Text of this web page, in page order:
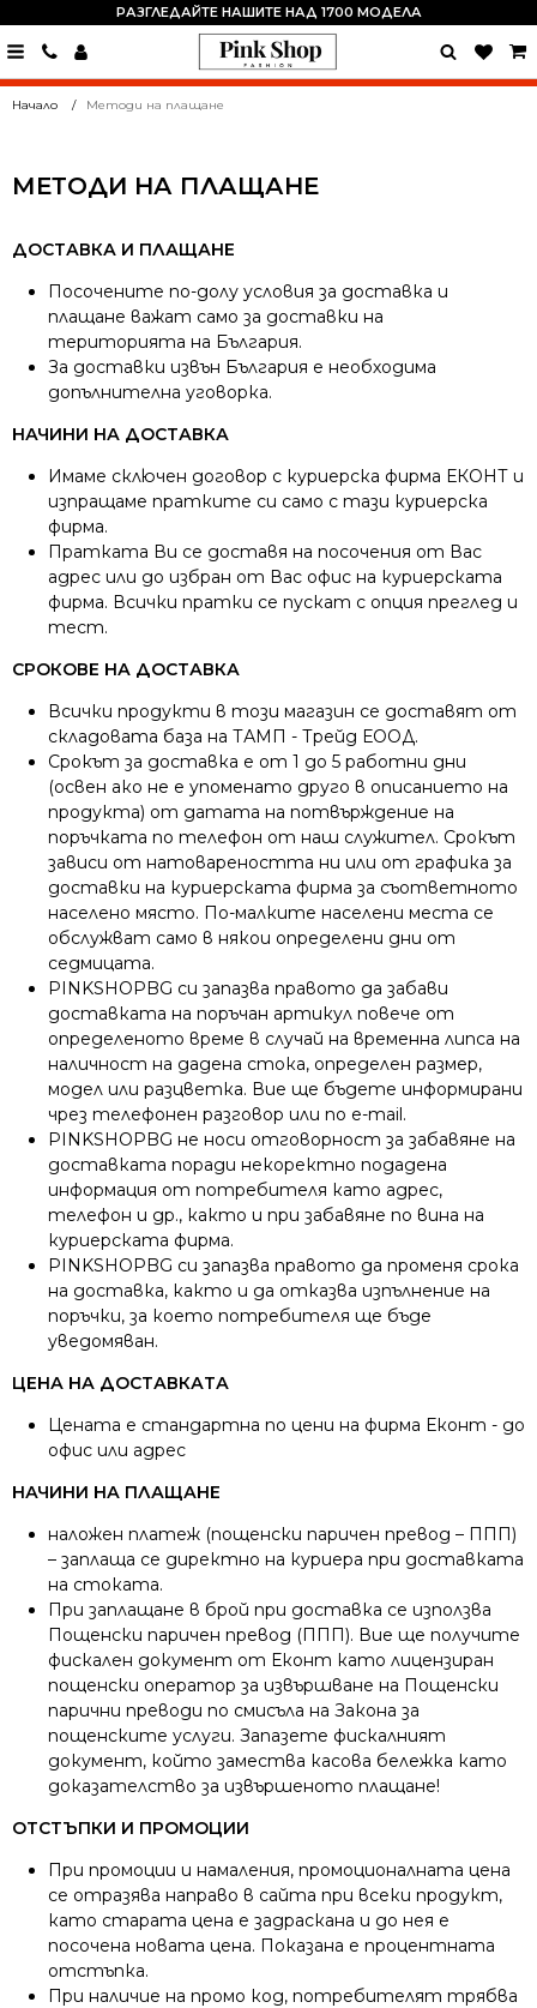
РАЗГЛЕДАЙТЕ НАШИТЕ НАД 1700 МОДЕЛА
0889
15
24
Начало Методи на плащане
МЕТОДИ НА ПЛАЩАНЕ
ДОСТАВКА И ПЛАЩАНЕ
Посочените по-долу условия за доставка и
плащане важат само за доставки на
територията на България.
За доставки извън България е необходима
допълнителна уговорка.
НАЧИНИ НА ДОСТАВКА
Имаме сключен договор с куриерска фирма ЕКОНТ и
изпращаме пратките си само с тази куриерска
фирма.
Пратката Ви се доставя на посочения от Вас
адрес или до избран от Вас офис на куриерската
фирма. Всички пратки се пускат с опция преглед и
тест.
СРОКОВЕ НА ДОСТАВКА
Всички продукти в този магазин се доставят от
складовата база на ТАМП - Трейд ЕООД.
Срокът за доставка е от 1 до 5 работни дни
(освен ако не е упоменато друго в описанието на
продукта) от датата на потвърждение на
поръчката по телефон от наш служител. Срокът
зависи от натовареността ни или от графика за
доставки на куриерската фирма за съответното
населено място. По-малките населени места се
обслужват само в някои определени дни от
седмицата.
PINKSHOPBG си запазва правото да забави
доставката на поръчан артикул повече от
определеното време в случай на временна липса на
наличност на дадена стока, определен размер,
модел или разцветка. Вие ще бъдете информирани
чрез телефонен разговор или по e-mail.
PINKSHOPBG не носи отговорност за забавяне на
доставката поради некоректно подадена
информация от потребителя като адрес,
телефон и др., както и при забавяне по вина на
куриерската фирма.
PINKSHOPBG си запазва правото да променя срока
на доставка, както и да отказва изпълнение на
поръчки, за което потребителя ще бъде
уведомяван.
ЦЕНА НА ДОСТАВКАТА
Цената е стандартна по цени на фирма Еконт - до
офис или адрес
НАЧИНИ НА ПЛАЩАНЕ
наложен платеж (пощенски паричен превод – ППП)
– заплаща се директно на куриера при доставката
на стоката.
При заплащане в брой при доставка се използва
Пощенски паричен превод (ППП). Вие ще получите
фискален документ от Еконт като лицензиран
пощенски оператор за извършване на Пощенски
парични преводи по смисъла на Закона за
пощенските услуги. Запазете фискалният
документ, който замества касова бележка като
доказателство за извършеното плащане!
ОТСТЪПКИ И ПРОМОЦИИ
При промоции и намаления, промоционалната цена
се отразява направо в сайта при всеки продукт,
като старата цена е задраскана и до нея е
посочена новата цена. Показана е процентната
отстъпка.
При наличие на промо код, потребителят трябва